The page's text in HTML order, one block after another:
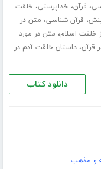
، قرآن، خداپرستی، خلقت
، قرآن شناسی، متن در
خلقت اسلام، متن در مورد
قرآن،داستان خلقت آدم در
دانلود کتاب
و مذهب